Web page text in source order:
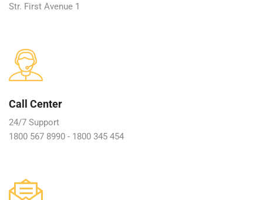
Str. First Avenue 1
Call Center
24/7 Support
1800 567 8990 - 1800 345 454